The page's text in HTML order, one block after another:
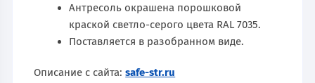
Антресоль окрашена порошковой
краской светло-серого цвета RAL 7035.
Поставляется в разобранном виде.
Описание с сайта:safe-str.ru